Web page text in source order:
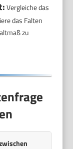
Vergleiche das
das Falten
zu